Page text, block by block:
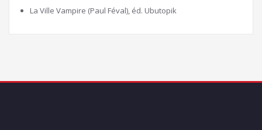
La Ville Vampire (Paul Féval), éd. Ubutopik